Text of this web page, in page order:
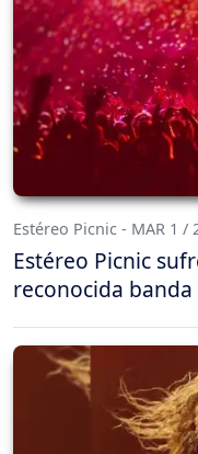
Estéreo Picnic - MAR 1 /
Estéreo Picnic
reconocida